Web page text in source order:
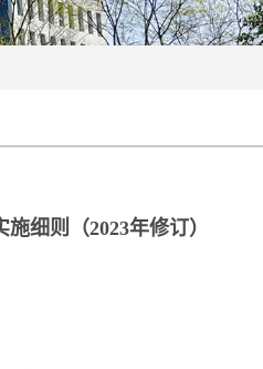
细则（2023年修订）